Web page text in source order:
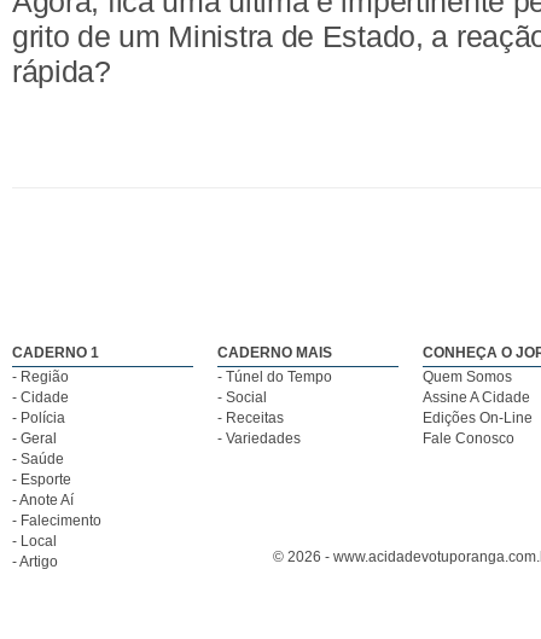
grito de um Ministra de Estado, a
rápida?
CADERNO 1
- Região
- Cidade
- Polícia
- Geral
- Saúde
- Esporte
- Anote Aí
- Falecimento
- Local
- Artigo
CADERNO MAIS
- Túnel do Tempo
- Social
- Receitas
- Variedades
CONHEÇA O
Quem Somos
Assine A Cidade
Edições On-Line
Fale Conosco
© 2026 -